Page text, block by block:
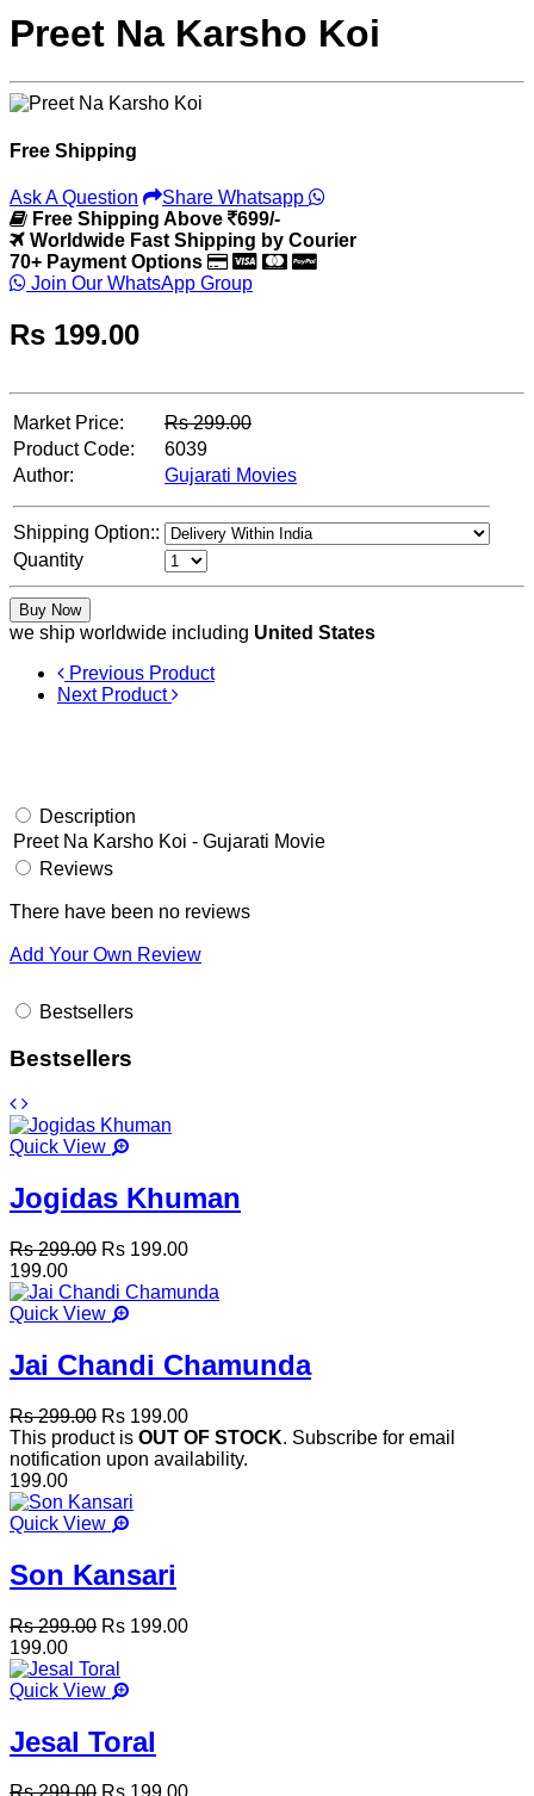
Preet Na Karsho Koi
Free Shipping
Ask A Question
Share Whatsapp
Free Shipping Above
699/-
Worldwide Fast Shipping by Courier
70+ Payment Options
Join Our WhatsApp Group
Rs 199.00
Market Price: Rs299.00
Product Code:
6039
Author:
Gujarati Movies
Shipping Option::
Quantity
Buy Now
we ship worldwide including United States
Previous Product
Next Product
Description
Preet Na Karsho Koi - Gujarati Movie
Reviews
There have been no reviews
Add Your Own Review
Bestsellers
Bestsellers
Quick View
Jogidas Khuman
Rs 299.00 Rs 199.00
199.00
Quick View
Jai Chandi Chamunda
Rs 299.00 Rs 199.00
This product is OUT OF STOCK. Subscribe for email
notification upon availability.
199.00
Quick View
Son Kansari
Rs 299.00 Rs 199.00
199.00
Quick View
Jesal Toral